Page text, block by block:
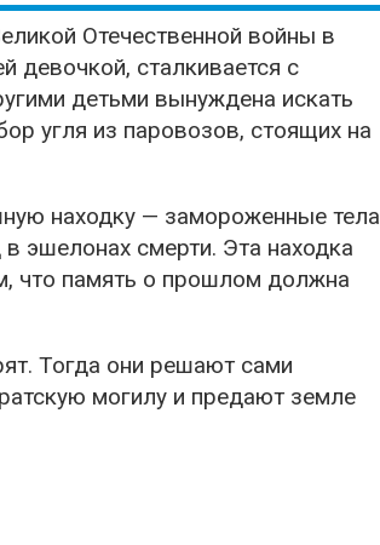
Отечественной войны в
девочкой, сталкивается с
детьми вынуждена искать
угля из паровозов, стоящих на
находку — замороженные тела
эшелонах смерти. Эта находка
что память о прошлом должна
Тогда они решают сами
могилу и предают земле